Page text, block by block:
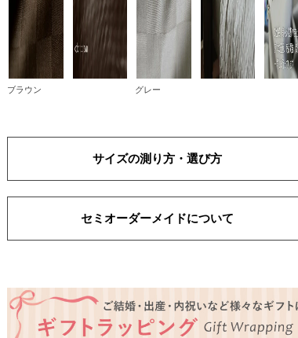
ブラウン グレー
サイズの測り方・選び方
セミオーダーメイドについて